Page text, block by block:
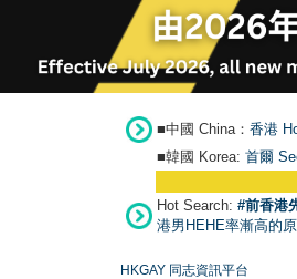
■中國 China： 香港
■韓國 Korea: 首爾
Hot Search: #前香港
港男HEHE率漸高的
HKGAY 同志資訊平台